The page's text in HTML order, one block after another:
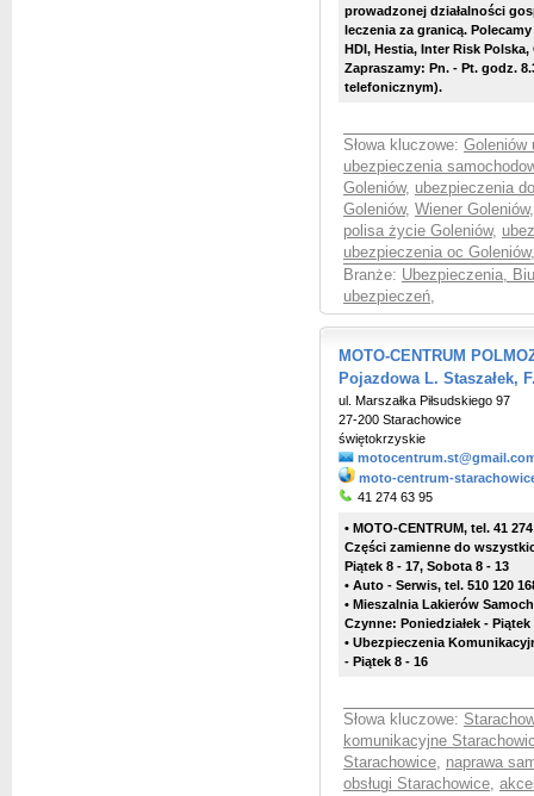
prowadzonej działalności
leczenia za granicą.
HDI, Hestia, Inter Risk
Zapraszamy: Pn. - Pt. godz.
telefonicznym).
Słowa kluczowe: Goleniów
ubezpieczenia
Goleniów, ubezpieczenia
Goleniów, Wiener Goleniów
polisa życie Goleniów,
ubezpieczenia oc Goleniów
Branże: Ubezpieczenia,
ubezpieczeń,
MOTO-CENTRUM
Pojazdowa L. Staszałek,
ul. Marszałka Piłsudskiego 97
27-200 Starachowice
świętokrzyskie
moto-centrum-
41 274 63 95
• MOTO-CENTRUM, tel. 41
Części zamienne do
Piątek 8 - 17, Sobota 8 - 13
• Auto - Serwis, tel. 510 120
• Mieszalnia Lakierów
Czynne: Poniedziałek -
• Ubezpieczenia
- Piątek 8 - 16
Słowa kluczowe:
komunikacyjne
Starachowice, naprawa
obsługi Starachowice,